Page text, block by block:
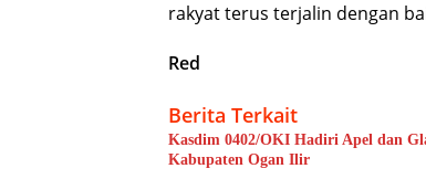
rakyat terus terjalin dengan
Red
Berita Terkait
Kasdim 0402/OKI Hadiri Apel dan
Kabupaten Ogan Ilir